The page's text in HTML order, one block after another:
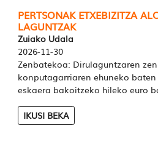
PERTSONAK ETXEBIZITZA
LAGUNTZAK
Zuiako Udala
2026-11-30
Zenbatekoa: Dirulaguntzaren
konputagarriaren ehuneko
eskaera bakoitzeko hileko euro
IKUSI BEKA